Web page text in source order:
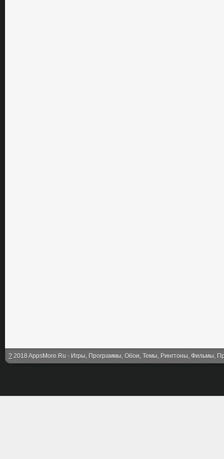
? 2018 AppsMore.Ru - Игры, Программы, Обои, Темы, Рингтоны, Фильмы,